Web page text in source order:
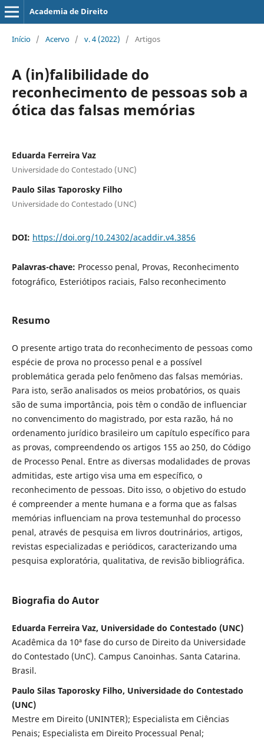
Academia de Direito
Início / Acervo / v. 4 (2022) / Artigos
A (in)falibilidade do
reconhecimento de pessoas sob a
ótica das falsas memórias
Eduarda Ferreira Vaz
Universidade do Contestado (UNC)
Paulo Silas Taporosky Filho
Universidade do Contestado (UNC)
DOI: https://doi.org/10.24302/acaddir.v4.3856
Palavras-chave: Processo penal, Provas, Reconhecimento
fotográfico, Esteriótipos raciais, Falso reconhecimento
Resumo
O presente artigo trata do reconhecimento de pessoas como
espécie de prova no processo penal e a possível
problemática gerada pelo fenômeno das falsas memórias.
Para isto, serão analisados os meios probatórios, os quais
são de suma importância, pois têm o condão de influenciar
no convencimento do magistrado, por esta razão, há no
ordenamento jurídico brasileiro um capítulo específico para
as provas, compreendendo os artigos 155 ao 250, do Código
de Processo Penal. Entre as diversas modalidades de provas
admitidas, este artigo visa uma em específico, o
reconhecimento de pessoas. Dito isso, o objetivo do estudo
é compreender a mente humana e a forma que as falsas
memórias influenciam na prova testemunhal do processo
penal, através de pesquisa em livros doutrinários, artigos,
revistas especializadas e periódicos, caracterizando uma
pesquisa exploratória, qualitativa, de revisão bibliográfica.
Biografia do Autor
Eduarda Ferreira Vaz, Universidade do Contestado (UNC)
Acadêmica da 10ª fase do curso de Direito da Universidade
do Contestado (UnC). Campus Canoinhas. Santa Catarina.
Brasil.
Paulo Silas Taporosky Filho, Universidade do Contestado
(UNC)
Mestre em Direito (UNINTER); Especialista em Ciências
Penais; Especialista em Direito Processual Penal;